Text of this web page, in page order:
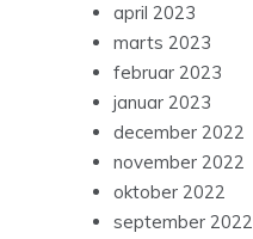
april 2023
marts 2023
februar 2023
januar 2023
december 2022
november 2022
oktober 2022
september 2022